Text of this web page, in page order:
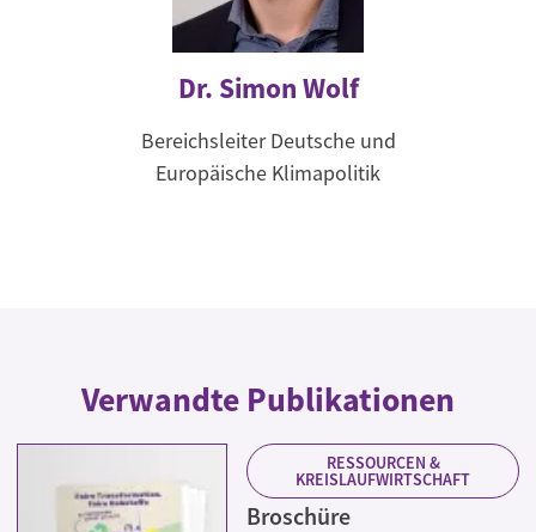
Dr. Simon Wolf
Bereichsleiter Deutsche und
Europäische Klimapolitik
Verwandte Publikationen
RESSOURCEN &
KREISLAUFWIRTSCHAFT
Broschüre